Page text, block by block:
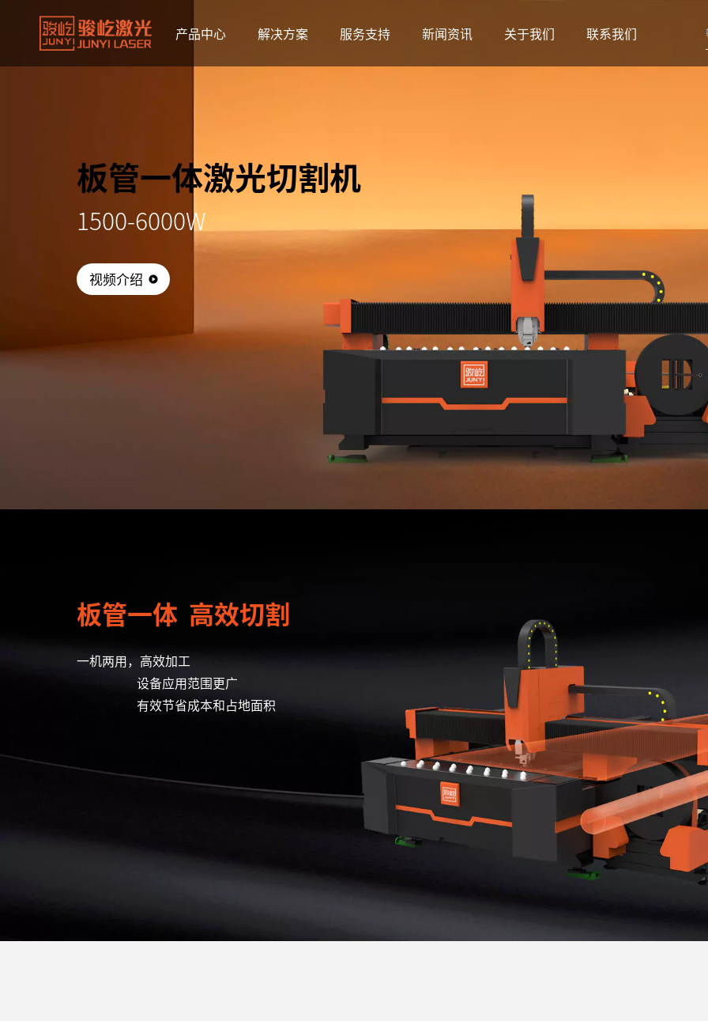
产品中心 解决方案 服务支持 新闻资讯 关于我们 联系我们
板管一体激光切割机
1500-6000W
视频介绍
板管一体 高效切割
一机两用，高效加工
设备应用范围更广
有效节省成本和占地面积